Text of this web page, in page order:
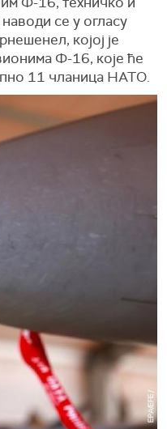
се у огласу
којој је
Ф-16, које ће
11 чланица НАТО.